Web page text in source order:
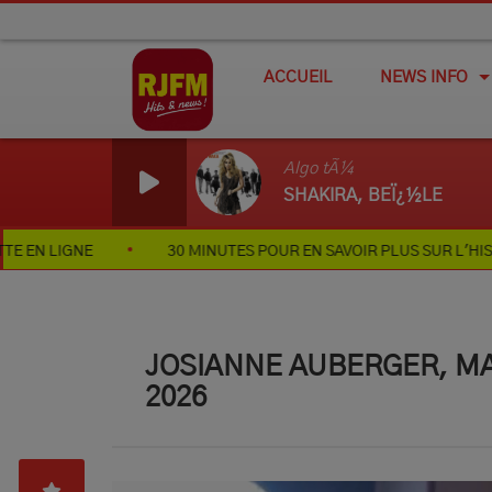
ACCUEIL NEWS INFO
Algo tÃ¼
SHAKIRA, BEÏ¿½LE
30 MINUTES POUR EN SAVOIR PLUS SUR L'HISTOIRE DE LA
JOSIANNE AUBERGER,
2026